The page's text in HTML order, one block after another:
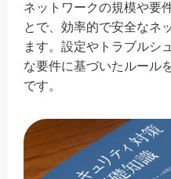
ネットワークの規模や要
とで、効率的で安全なネ
ます。設定やトラブルシ
な要件に基づいたルール
です。